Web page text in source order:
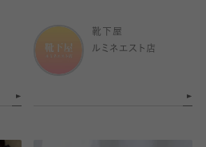
靴下屋
ルミネエスト店